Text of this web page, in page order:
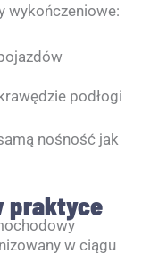
wykończeniowe:
podłogi
nośność jak
praktyce
w ciągu